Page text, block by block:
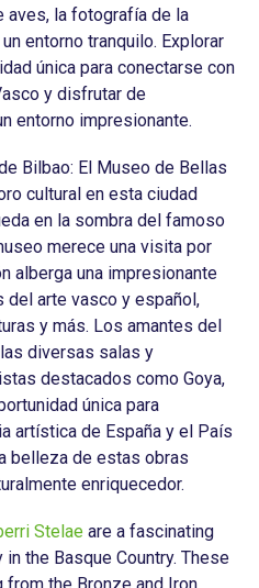
aves, la fotografía de la
entorno tranquilo. Explorar
única para conectarse con
y disfrutar de
entorno impresionante.
Bilbao: El Museo de Bellas
cultural en esta ciudad
en la sombra del famoso
merece una visita por
alberga una impresionante
del arte vasco y español,
y más. Los amantes del
diversas salas y
destacados como Goya,
única para
artística de España y el País
belleza de estas obras
enriquecedor.
Stelae are a fascinating
the Basque Country. These